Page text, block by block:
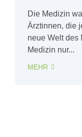
Die Medizin
Ärztinnen, die
neue Welt des
Medizin nur...
MEHR